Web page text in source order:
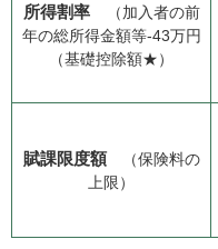
所得割率
（加入者の前
年の総所得金額等-43万円
（基礎控除額★）
賦課限度額（保険料の
上限）